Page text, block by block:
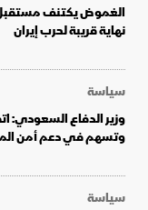
الغموض يكتنف
نهاية قريبة لحرب إيران
سياسة
وزير الدفاع السعودي:
وتسهم في دعم أمن
سياسة